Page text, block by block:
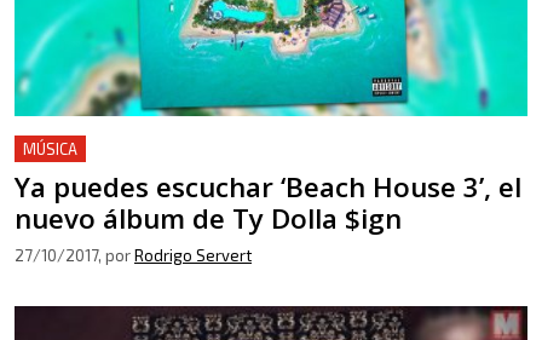
MÚSICA
Ya puedes escuchar ‘Beach House 3’, el
nuevo álbum de Ty Dolla $ign
27/10/2017, porRodrigo Servert